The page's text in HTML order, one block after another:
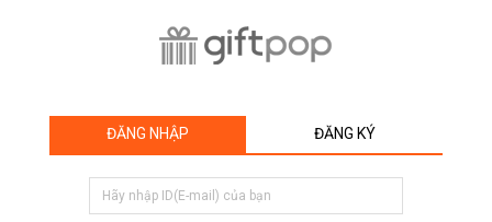
ĐĂNG NHẬP ĐĂNG KÝ